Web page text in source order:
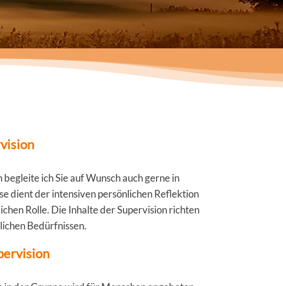
ich Sie auf Wunsch auch gerne in
dient der intensiven persönlichen Reflektion
Rolle. Die Inhalte der Supervision richten
Bedürfnissen.